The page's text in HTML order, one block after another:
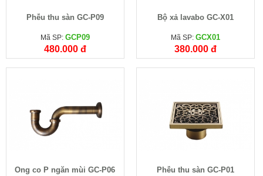
Phễu thu sàn GC-P09
Mã SP: GCP09
480.000 đ
Bộ xả lavabo GC-X01
Mã SP: GCX01
380.000 đ
Ống co P ngăn mùi GC-P06 Phễu thu sàn GC-P01